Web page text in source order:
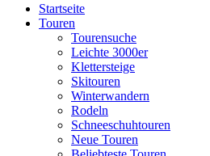
Startseite
Touren
Tourensuche
Leichte 3000er
Klettersteige
Skitouren
Winterwandern
Rodeln
Schneeschuhtouren
Neue Touren